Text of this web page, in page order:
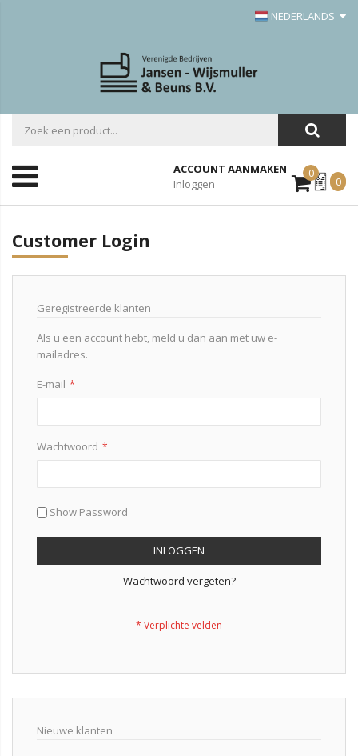
NEDERLANDS
ACCOUNT AANMAKEN
Inloggen
0Mijn
Offerte
0
Customer Login
Geregistreerde klanten
Als u een account hebt, meld u dan aan met uw e-
mailadres.
E-mail
Wachtwoord
Show Password
INLOGGEN
Wachtwoord vergeten?
Nieuwe klanten